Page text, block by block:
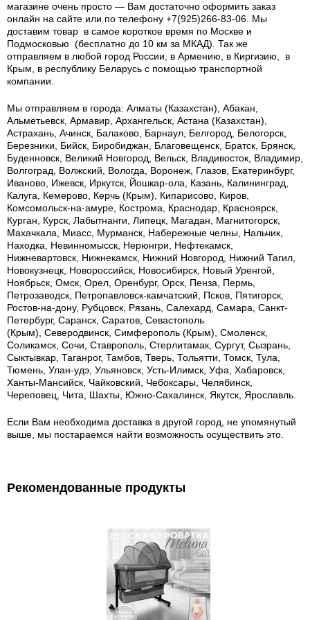
магазине очень просто — Вам достаточно оформить заказ
онлайн на сайте или по телефону +7(925)266-83-06. Мы
доставим товар в самое короткое время по Москве и
Подмосковью (бесплатно до 10 км за МКАД). Так же
отправляем в любой город России, в Армению, в Киргизию, в
Крым, в республику Беларусь с помощью транспортной
компании.
Мы отправляем в города: Алматы (Казахстан), Абакан,
Альметьевск, Армавир, Архангельск, Астана (Казахстан),
Астрахань, Ачинск, Балаково, Барнаул, Белгород, Белогорск,
Березники, Бийск, Биробиджан, Благовещенск, Братск, Брянск,
Буденновск, Великий Новгород, Вельск, Владивосток, Владимир,
Волгоград, Волжский, Вологда, Воронеж, Глазов, Екатеринбург,
Иваново, Ижевск, Иркутск, Йошкар-ола, Казань, Калининград,
Калуга, Кемерово, Керчь (Крым), Кипарисово, Киров,
Комсомольск-на-амуре, Кострома, Краснодар, Красноярск,
Курган, Курск, Лабытнанги, Липецк, Магадан, Магнитогорск,
Махачкала, Миасс, Мурманск, Набережные челны, Нальчик,
Находка, Невинномысск, Нерюнгри, Нефтекамск,
Нижневартовск, Нижнекамск, Нижний Новгород, Нижний Тагил,
Новокузнецк, Новороссийск, Новосибирск, Новый Уренгой,
Ноябрьск, Омск, Орел, Оренбург, Орск, Пенза, Пермь,
Петрозаводск, Петропавловск-камчатский, Псков, Пятигорск,
Ростов-на-дону, Рубцовск, Рязань, Салехард, Самара, Санкт-
Петербург, Саранск, Саратов, Севастополь
(Крым), Северодвинск, Симферополь (Крым), Смоленск,
Соликамск, Сочи, Ставрополь, Стерлитамак, Сургут, Сызрань,
Сыктывкар, Таганрог, Тамбов, Тверь, Тольятти, Томск, Тула,
Тюмень, Улан-удэ, Ульяновск, Усть-Илимск, Уфа, Хабаровск,
Ханты-Мансийск, Чайковский, Чебоксары, Челябинск,
Череповец, Чита, Шахты, Южно-Сахалинск, Якутск, Ярославль.
Если Вам необходима доставка в другой город, не упомянутый
выше, мы постараемся найти возможность осуществить это.
Рекомендованные продукты